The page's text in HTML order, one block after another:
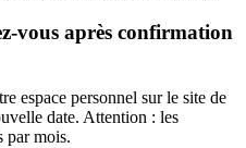
vous après confirmation
espace personnel sur le site de
date. Attention : les
par mois.